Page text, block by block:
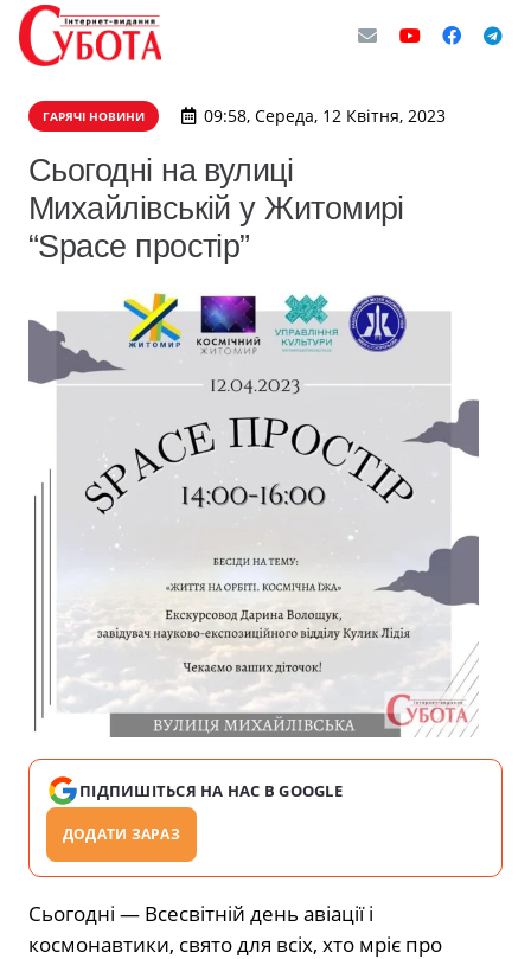
ГАРЯЧІ НОВИНИ 09:58, Середа, 12 Квітня, 2023
Сьогодні на вулиці
Михайлівській у Житомирі
“Space простір”
ПІДПИШІТЬСЯ НА НАС В GOOGLE
ДОДАТИ ЗАРАЗ
Сьогодні — Всесвітній день авіації і
космонавтики, свято для всіх, хто мріє про